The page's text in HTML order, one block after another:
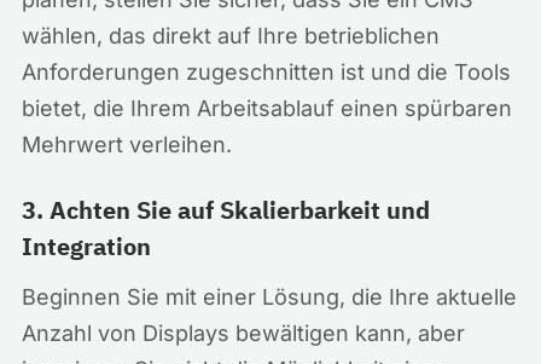
wählen, das direkt auf Ihre betrieblichen
Anforderungen zugeschnitten ist und die Tools
bietet, die Ihrem Arbeitsablauf einen spürbaren
Mehrwert verleihen.
3. Achten Sie auf Skalierbarkeit und
Integration
Beginnen Sie mit einer Lösung, die Ihre aktuelle
Anzahl von Displays bewältigen kann, aber